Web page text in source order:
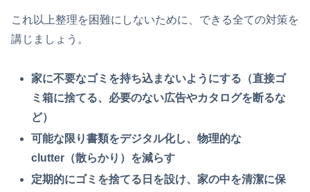
これ以上整理を困難にしないために、できる全ての対策を
講じましょう。
家に不要なゴミを持ち込まないようにする（直接ゴ
ミ箱に捨てる、必要のない広告やカタログを断るな
ど）
可能な限り書類をデジタル化し、物理的な
clutter（散らかり）を減らす
定期的にゴミを捨てる日を設け、家の中を清潔に保